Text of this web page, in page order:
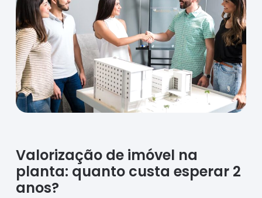
Valorização de imóvel na
planta: quanto custa esperar 2
anos?